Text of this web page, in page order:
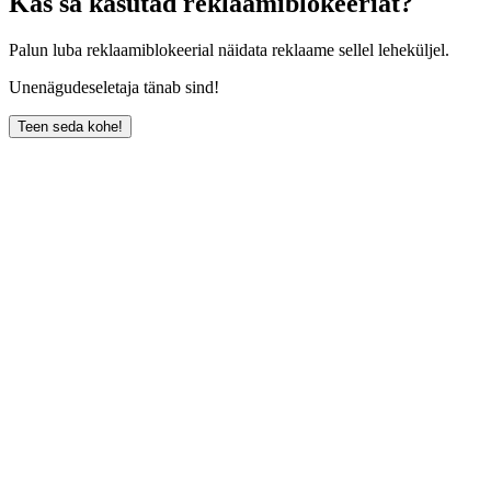
Palun luba reklaamiblokeerial näidata reklaame sellel leheküljel.
Unenägudeseletaja tänab sind!
Teen seda kohe!